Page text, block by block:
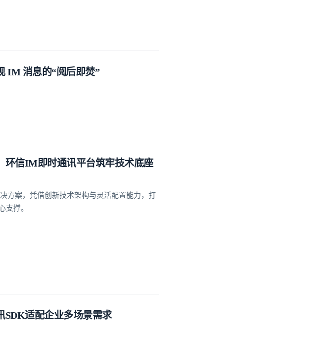
IM 消息的“阅后即焚”
环信IM即时通讯平台筑牢技术底座
方案，凭借创新技术架构与灵活配置能力，打
支撑。
SDK适配企业多场景需求
服云